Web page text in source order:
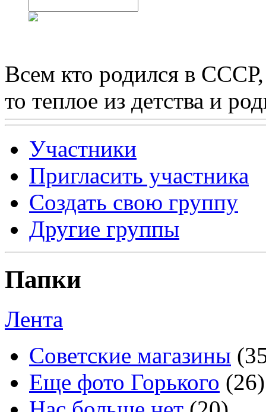
Всем кто родился в
то теплое из детства и
Участники
Пригласить участника
Создать свою группу
Другие группы
Папки
Лента
Советские магазины
Еще фото Горького (26)